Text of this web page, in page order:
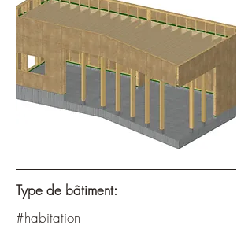
Type de bâtiment:
#habitation